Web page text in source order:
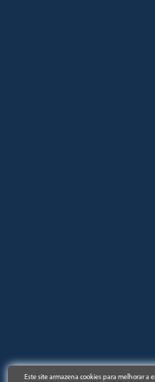
Este site armazena cookies para melhorar